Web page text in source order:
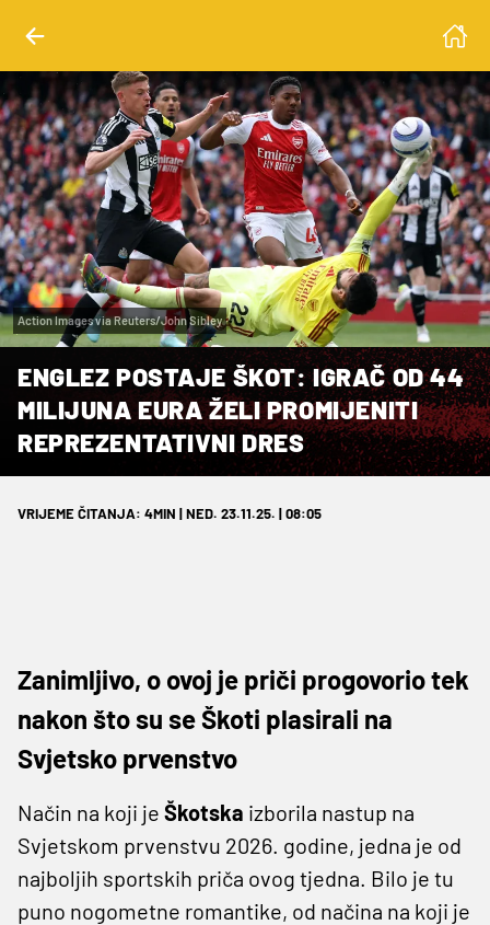
Action Images via Reuters/John Sibley
ENGLEZ POSTAJE ŠKOT: IGRAČ OD 44
MILIJUNA EURA ŽELI PROMIJENITI
REPREZENTATIVNI DRES
VRIJEME ČITANJA: 4MIN | NED. 23.11.25. | 08:05
Zanimljivo, o ovoj je priči progovorio tek
nakon što su se Škoti plasirali na
Svjetsko prvenstvo
Način na koji je Škotska izborila nastup na
Svjetskom prvenstvu 2026. godine, jedna je od
najboljih sportskih priča ovog tjedna. Bilo je tu
puno nogometne romantike, od načina na koji je